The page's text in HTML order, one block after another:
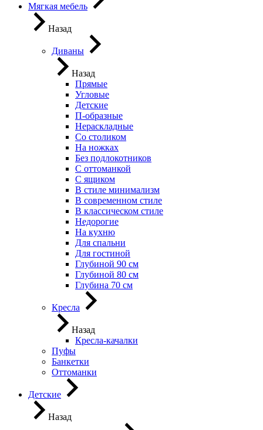
Мягкая мебель
Назад
Диваны
Назад
Прямые
Угловые
Детские
П-образные
Нераскладные
Со столиком
На ножках
Без подлокотников
С оттоманкой
С ящиком
В стиле минимализм
В современном стиле
В классическом стиле
Недорогие
На кухню
Для спальни
Для гостиной
Глубиной 90 см
Глубиной 80 см
Глубина 70 см
Кресла
Назад
Кресла-качалки
Пуфы
Банкетки
Оттоманки
Детские
Назад